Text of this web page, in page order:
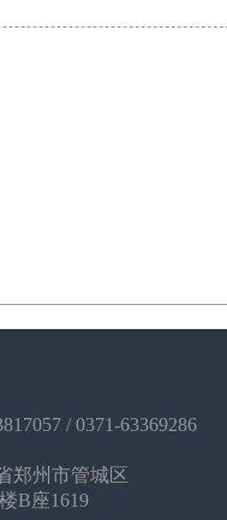
/ 0371-63369286
郑州市管城区
B座1619